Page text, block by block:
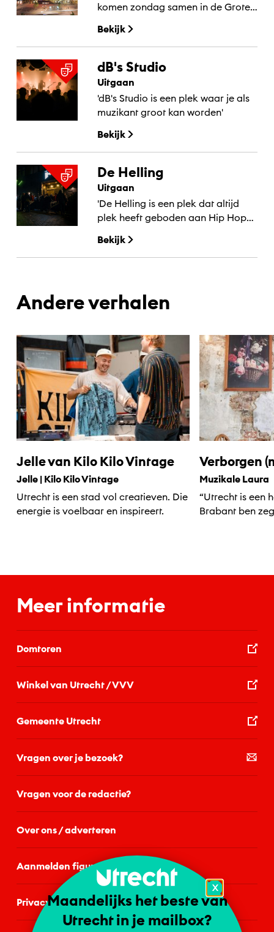
komen zondag samen in de Grote
een unicum!’
Bekijk
dB's Studio
Uitgaan
'dB's Studio is een plek waar je als
muzikant groot kan worden'
Bekijk
De Helling
Uitgaan
'De Helling is een plek dat altijd
plek heeft geboden aan Hip Hop
dat blijven doen.'
Bekijk
Andere verhalen
Jelle van Kilo Kilo Vintage
Jelle | Kilo Kilo Vintage
Utrecht is een stad vol creatieven. Die
energie is voelbaar en inspireert.
Verborgen
Muzikale Laura
“Utrecht is een
Brabant ben
Meer informatie
Domtoren
Winkel van Utrecht / VVV
Gemeente Utrecht
Vragen over je bezoek?
Vragen voor de redactie?
Over ons / adverteren
Aanmelden figurant
Privacystatement
X
Maandelijks het beste van
Utrecht in je mailbox?